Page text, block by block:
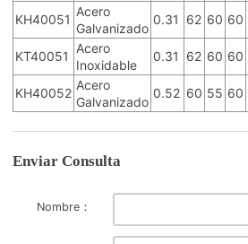
KH40051
Acero
Galvanizado
0.31 62 60 60
KT40051
Acero
Inoxidable
0.31 62 60 60
KH40052
Acero
Galvanizado
0.52 60 55 60
Enviar Consulta
Nombre：